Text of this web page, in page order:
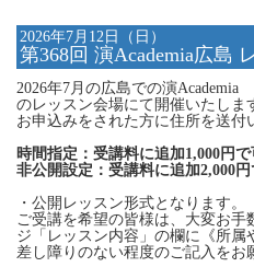
2026年7月12日（日）
第368回 演Academia広島
2026年7月の広島での演
のレッスン会場にて開催いたし
お申込みをされた方に住所を送付
時間指定：受講料に追加1,000円で
非公開設定：受講料に追加2,000円
・公開レッスン形式となります。
ご受講を希望の皆様は、大変お
ジ「レッスン内容」の欄に《所属
差し障りのない程度のご記入をお